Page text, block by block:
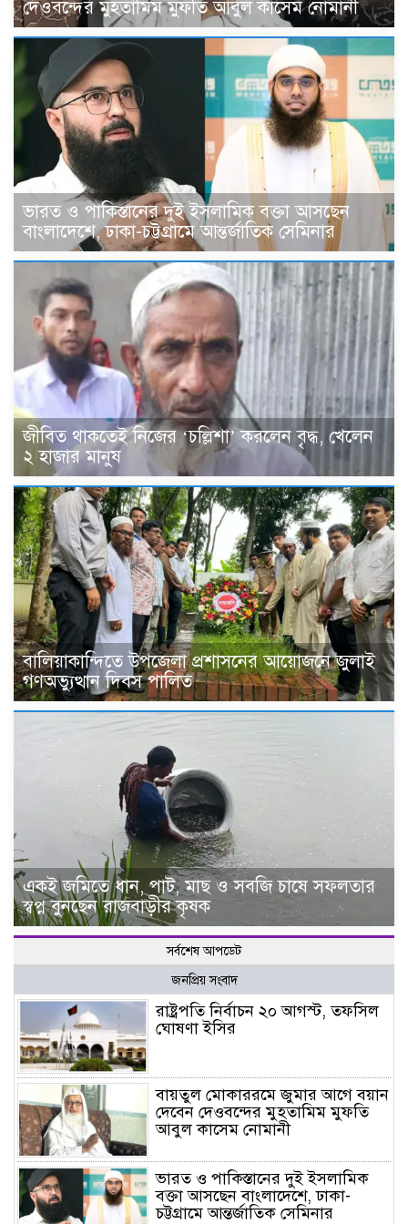
দেওবন্দের মুহতামিম মুফতি আবুল কাসেম নোমানী
ভারত ও পাকিস্তানের দুই ইসলামিক বক্তা আসছেন
বাংলাদেশে, ঢাকা-চট্টগ্রামে আন্তর্জাতিক সেমিনার
জীবিত থাকতেই নিজের ‘চল্লিশা’ করলেন বৃদ্ধ, খেলেন
২ হাজার মানুষ
বালিয়াকান্দিতে উপজেলা প্রশাসনের আয়োজনে জুলাই
গণঅভ্যুত্থান দিবস পালিত
একই জমিতে ধান, পাট, মাছ ও সবজি চাষে সফলতার
স্বপ্ন বুনছেন রাজবাড়ীর কৃষক
সর্বশেষ আপডেট
জনপ্রিয় সংবাদ
রাষ্ট্রপতি নির্বাচন ২০ আগস্ট, তফসিল
ঘোষণা ইসির
বায়তুল মোকাররমে জুমার আগে বয়ান
দেবেন দেওবন্দের মুহতামিম মুফতি
আবুল কাসেম নোমানী
ভারত ও পাকিস্তানের দুই ইসলামিক
বক্তা আসছেন বাংলাদেশে, ঢাকা-
চট্টগ্রামে আন্তর্জাতিক সেমিনার